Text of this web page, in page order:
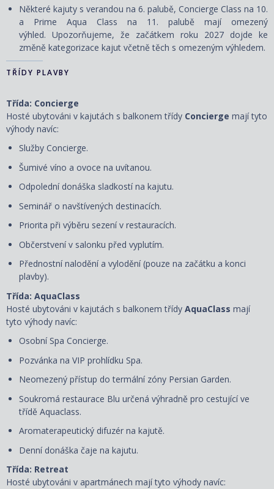
Některé kajuty s verandou na 6. palubě, Concierge Class na 10.
a Prime Aqua Class na 11. palubě mají omezený
výhled. Upozorňujeme, že začátkem roku 2027 dojde ke
změně kategorizace kajut včetně těch s omezeným výhledem.
TŘÍDY PLAVBY
Třída: Concierge
Hosté ubytováni v kajutách s balkonem třídy Concierge mají tyto
výhody navíc:
Služby Concierge.
Šumivé víno a ovoce na uvítanou.
Odpolední donáška sladkostí na kajutu.
Seminář o navštívených destinacích.
Priorita při výběru sezení v restauracích.
Občerstvení v salonku před vyplutím.
Přednostní nalodění a vylodění (pouze na začátku a konci
plavby).
Třída: AquaClass
Hosté ubytováni v kajutách s balkonem třídy AquaClass mají
tyto výhody navíc:
Osobní Spa Concierge.
Pozvánka na VIP prohlídku Spa.
Neomezený přístup do termální zóny Persian Garden.
Soukromá restaurace Blu určená výhradně pro cestující ve
třídě Aquaclass.
Aromaterapeutický difuzér na kajutě.
Denní donáška čaje na kajutu.
Třída: Retreat
Hosté ubytováni v apartmánech mají tyto výhody navíc: